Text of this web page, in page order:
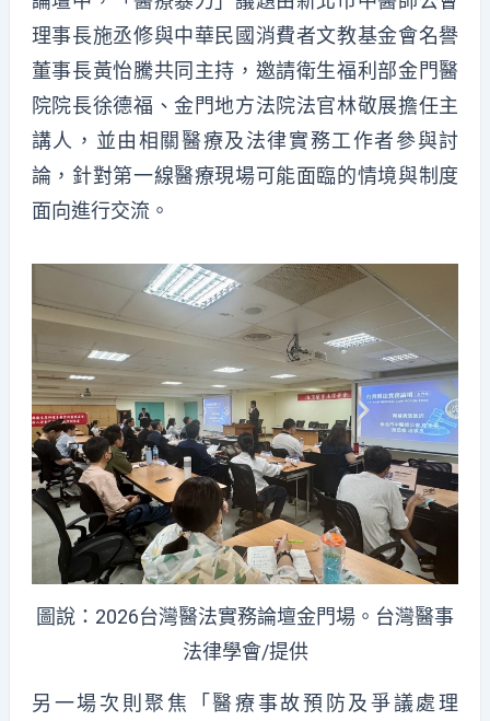
理事長施丞修與中華民國消費者文教基金會名譽
董事長黃怡騰共同主持，邀請衛生福利部金門醫
院院長徐德福、金門地方法院法官林敬展擔任主
講人，並由相關醫療及法律實務工作者參與討
論，針對第一線醫療現場可能面臨的情境與制度
面向進行交流。
圖說：2026台灣醫法實務論壇金門場。台灣醫事
法律學會/提供
另一場次則聚焦「醫療事故預防及爭議處理